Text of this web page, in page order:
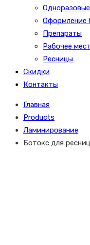
Оформление
Препараты
Рабочее
Ресницы
Скидки
Контакты
Главная
Products
Ламинирование
Ботокс для